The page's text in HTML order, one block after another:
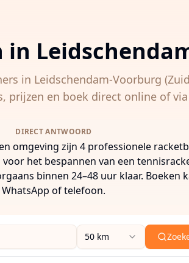
in
in Leidschendam-Voorburg
prijzen en boek direct online of
DIRECT ANTWOORD
omgeving zijn 4 professionele
het bespannen van een
binnen 24–48 uur klaar. Boeken
WhatsApp of telefoon.
(stad of postcode)
of adres in om racketbespanners in
Zoekradius
50 km